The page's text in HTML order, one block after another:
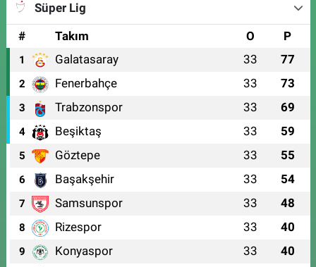
Süper Lig
#
Takım O P
1 Galatasaray 33 77
2 Fenerbahçe 33 73
3 Trabzonspor 33 69
4 Beşiktaş 33 59
5 Göztepe 33 55
6 Başakşehir 33 54
7 Samsunspor 33 48
8 Rizespor 33 40
9 Konyaspor 33 40